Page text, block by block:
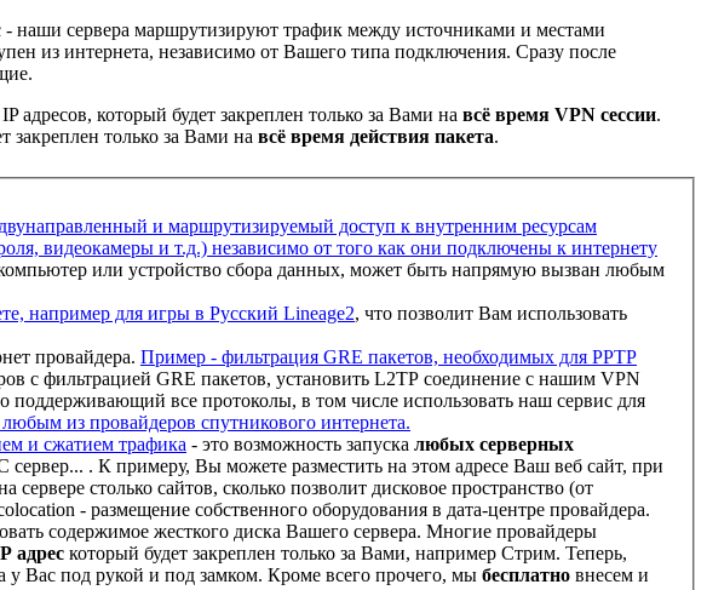
наши сервера маршрутизируют трафик между источниками и местами
из интернета, независимо от Вашего типа подключения. Сразу после
который будет закреплен только за Вами на всё время VPN сессии.
только за Вами на всё время действия пакета.
и маршрутизируемый доступ к внутренним ресурсам
видеокамеры и т.д.) независимо от того как они подключены к интернету
или устройство сбора данных, может быть напрямую вызван любым
например для игры в Русский Lineage2, что позволит Вам использовать
провайдера. Пример - фильтрация GRE пакетов, необходимых для PPTP
с фильтрацией GRE пакетов, установить L2TP соединение с нашим VPN
поддерживающий все протоколы, в том числе использовать наш сервис для
из провайдеров спутникового интернета.
и сжатием трафика - это возможность запуска любых серверных
. К примеру, Вы можете разместить на этом адресе Ваш веб сайт, при
столько сайтов, сколько позволит дисковое пространство (от
- размещение собственного оборудования в дата-центре провайдера.
содержимое жесткого диска Вашего сервера. Многие провайдеры
адрес который будет закреплен только за Вами, например Стрим. Теперь,
у Вас под рукой и под замком. Кроме всего прочего, мы бесплатно внесем и